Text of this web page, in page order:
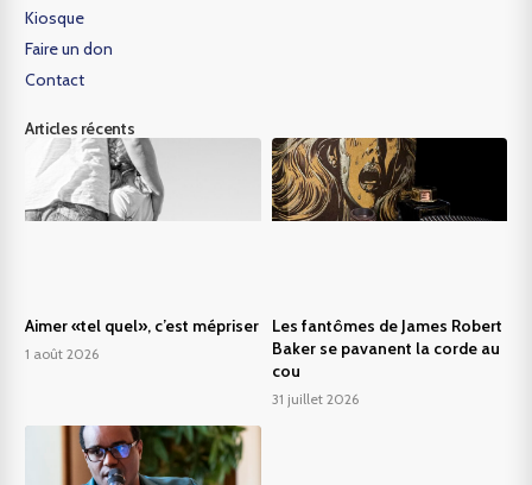
Kiosque
Faire un don
Contact
Articles récents
Aimer «tel quel», c’est mépriser
1 août 2026
Les fantômes de James Robert
Baker se pavanent la corde au
cou
31 juillet 2026